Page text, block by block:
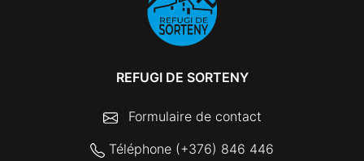
REFUGI DE SORTENY
Formulaire de contact
Téléphone (+376) 846 446